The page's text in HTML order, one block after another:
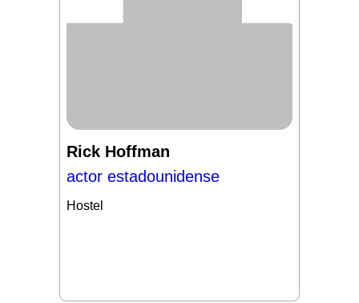
Rick Hoffman
actor estadounidense
Hostel